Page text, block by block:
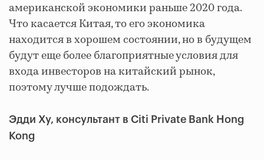
американской экономики раньше 2020 года.
Что касается Китая, то его экономика
находится в хорошем состоянии, но в будущем
будут еще более благоприятные условия для
входа инвесторов на китайский рынок,
поэтому лучше подождать.
Эдди Ху, консультант в Citi Private Bank Hong
Kong